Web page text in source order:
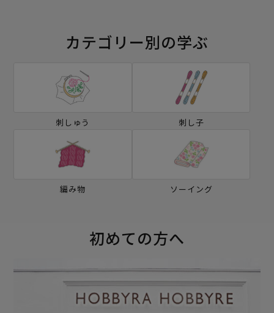
カテゴリー別の学ぶ
刺しゅう 刺し子
編み物 ソーイング
初めての方へ